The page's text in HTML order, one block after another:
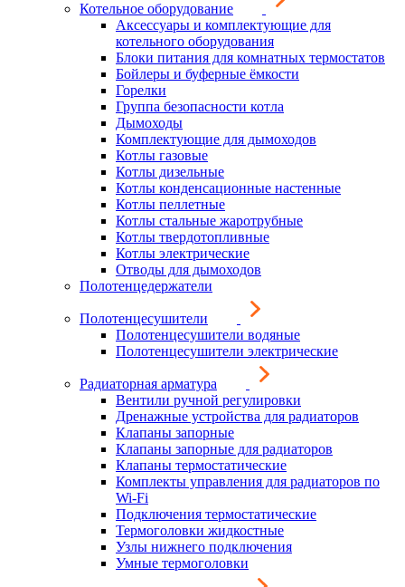
Котельное оборудование
Аксессуары и комплектующие для
котельного оборудования
Блоки питания для комнатных термостатов
Бойлеры и буферные ёмкости
Горелки
Группа безопасности котла
Дымоходы
Комплектующие для дымоходов
Котлы газовые
Котлы дизельные
Котлы конденсационные настенные
Котлы пеллетные
Котлы стальные жаротрубные
Котлы твердотопливные
Котлы электрические
Отводы для дымоходов
Полотенцедержатели
Полотенцесушители
Полотенцесушители водяные
Полотенцесушители электрические
Радиаторная арматура
Вентили ручной регулировки
Дренажные устройства для радиаторов
Клапаны запорные
Клапаны запорные для радиаторов
Клапаны термостатические
Комплекты управления для радиаторов по
Wi-Fi
Подключения термостатические
Термоголовки жидкостные
Узлы нижнего подключения
Умные термоголовки